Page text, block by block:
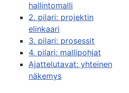
hallintomalli
2. pilari: projektin
elinkaari
3. pilari: prosessit
4. pilari: mallipohjat
Ajattelutavat: yhteinen
näkemys